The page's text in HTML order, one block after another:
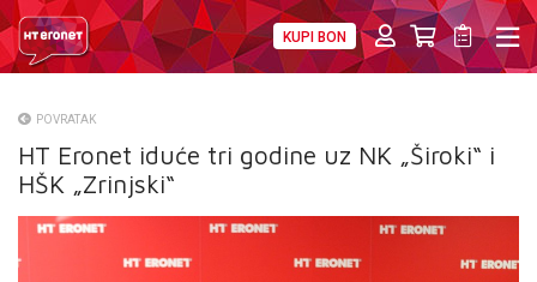
KUPI BON
O NAMA
NATJEČAJI
POVRATAK
HT Eronet iduće tri godine uz NK „Široki“ i
HŠK „Zrinjski“